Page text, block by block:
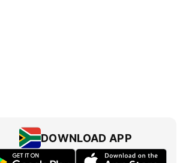
Tempo com Clóvis Padoan
DOWNLOAD APP